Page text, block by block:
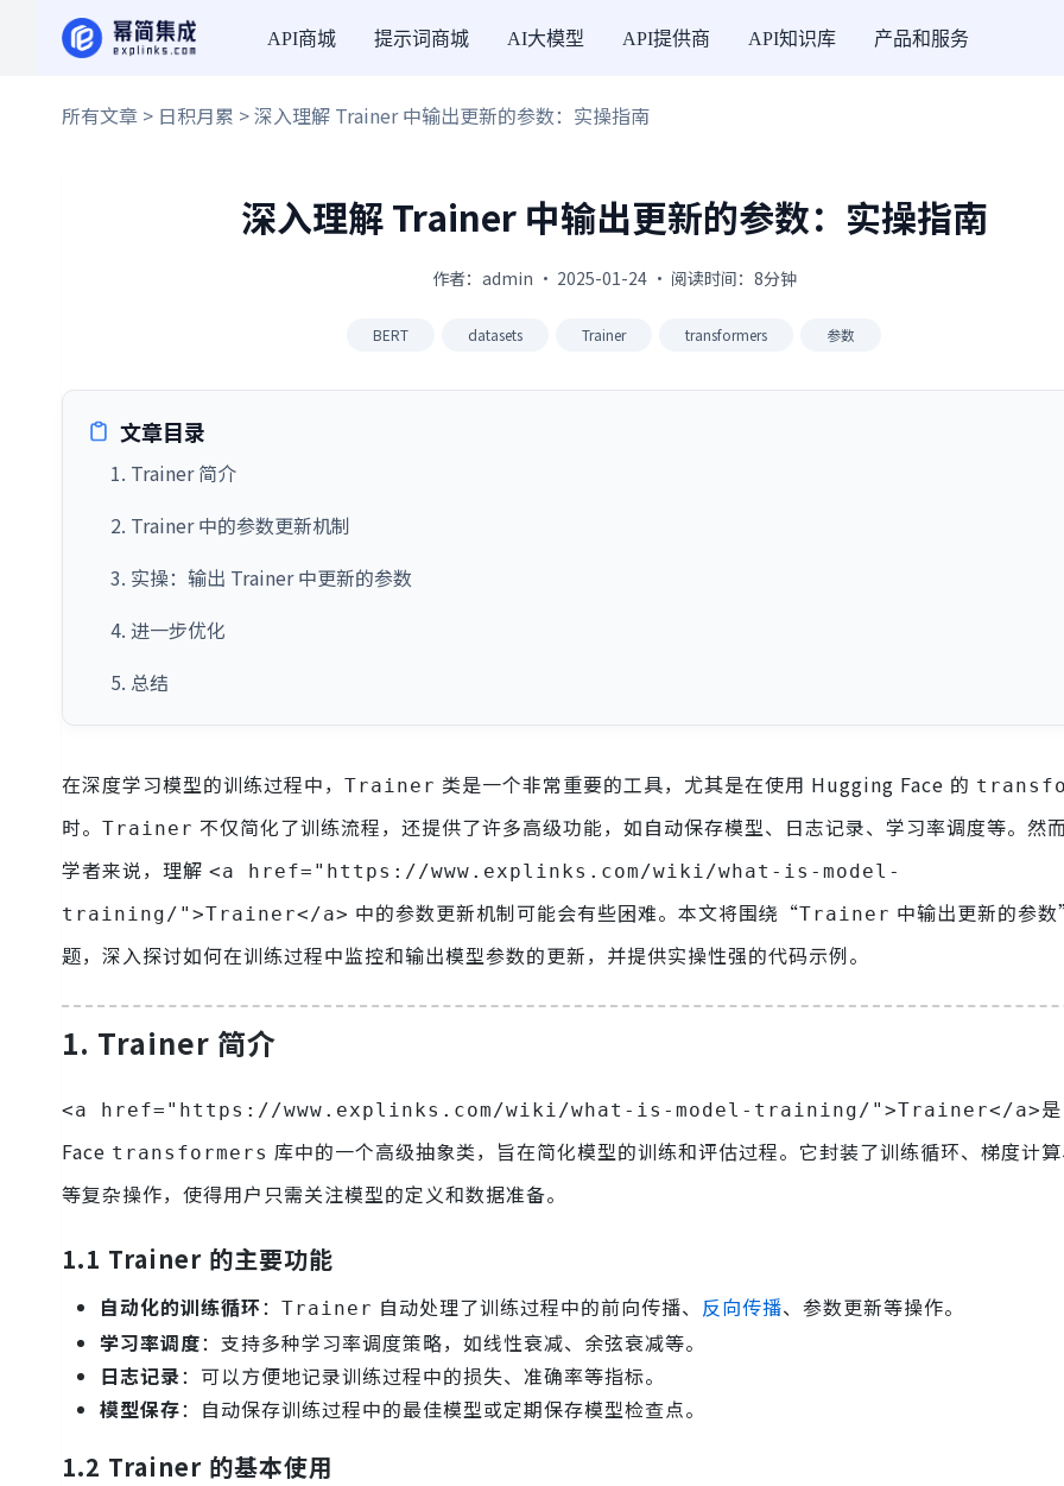
API商城 提示词商城 AI大模型 API提供商 API知识库 产品和服务
所有文章 > 日积月累 > 深入理解 Trainer 中输出更新的参数：实操指南
深入理解 Trainer 中输出更新的参数：实操指南
作者：admin · 2025-01-24 · 阅读时间：8分钟
BERT datasets Trainer transformers 参数
文章目录
1. Trainer 简介
2. Trainer 中的参数更新机制
3. 实操：输出 Trainer 中更新的参数
4. 进一步优化
5. 总结
在深度学习模型的训练过程中， Trainer 类是一个非常重要的工具，尤其是在使用 Hugging Face 的
时。 Trainer 不仅简化了训练流程，还提供了许多高级功能，如自动保存模型、日志记录、学习率调度等。然
学者来说，理解 <a href="https://www.explinks.com/wiki/what-is-model-
training/">Trainer</a> 中的参数更新机制可能会有些困难。本文将围绕“Trainer 中输出更新的参
题，深入探讨如何在训练过程中监控和输出模型参数的更新，并提供实操性强的代码示例。
1. Trainer 简介
<a href="https://www.explinks.com/wiki/what-is-model-training/">Trainer</a>
Face transformers 库中的一个高级抽象类，旨在简化模型的训练和评估过程。它封装了训练循环、梯度计
等复杂操作，使得用户只需关注模型的定义和数据准备。
1.1 Trainer 的主要功能
自动化的训练循环： Trainer 自动处理了训练过程中的前向传播、 反向传播、参数更新等操作。
学习率调度：支持多种学习率调度策略，如线性衰减、余弦衰减等。
日志记录：可以方便地记录训练过程中的损失、准确率等指标。
模型保存：自动保存训练过程中的最佳模型或定期保存模型检查点。
1.2 Trainer 的基本使用